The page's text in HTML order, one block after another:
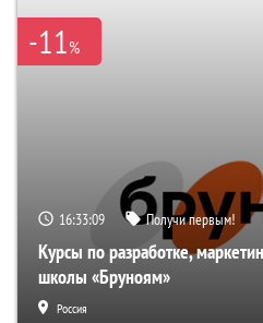
-11%
16:33:08 Получи первым!
Курсы по разработке,
школы «Бруноям»
Россия